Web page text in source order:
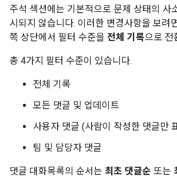
주석 섹션에는 기본적으로 문제 상태의 사
시되지 않습니다. 이러한 변경사항을 보려
쪽 상단에서 필터 수준을 전체 기록으로 전
총 4가지 필터 수준이 있습니다.
전체 기록
모든 댓글 및 업데이트
사용자 댓글 (사람이 작성한 댓글만
팀 및 담당자 댓글
댓글 대화목록의 순서는 최초 댓글순 또는